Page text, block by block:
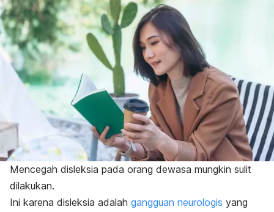
Mencegah disleksia pada orang dewasa mungkin sulit
dilakukan.
Ini karena disleksia adalah gangguan neurologis yang